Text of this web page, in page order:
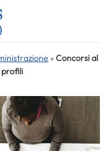
»Concorsi al
profili